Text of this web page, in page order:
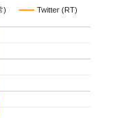
) Twitter (RT)